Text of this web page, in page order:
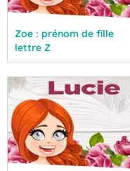
Zoe : prénom de fille
lettre Z